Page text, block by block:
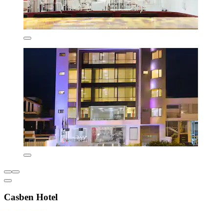
Casben Hotel